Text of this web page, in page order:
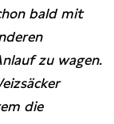
bald mit
zu wagen.
die